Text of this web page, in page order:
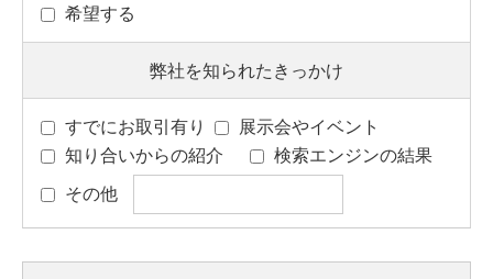
希望する
弊社を知られたきっかけ
すでにお取引有り
展示会やイベント
知り合いからの紹介
検索エンジンの結果
その他